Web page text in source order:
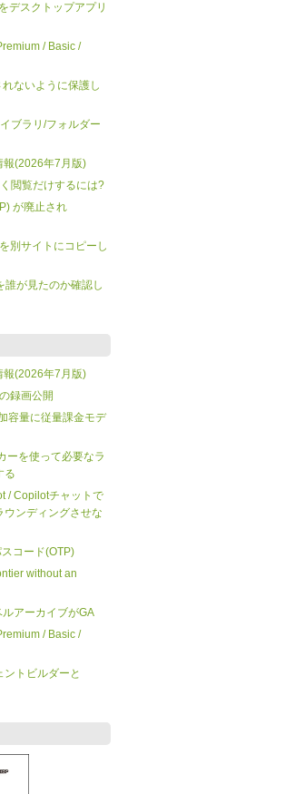
デスクトップアプリ
/ Basic /
ないように保護し
ブラリ/フォルダー
報(2026年7月版)
閲覧だけするには?
が廃止され
別サイトにコピーし
誰が見たのか確認し
報(2026年7月版)
録画公開
容量に従量課金モデ
ーを使って必要なラ
る
/ Copilotチャットで
ンディングさせな
コード(OTP)
without an
アーカイブがGA
/ Basic /
トビルダーと